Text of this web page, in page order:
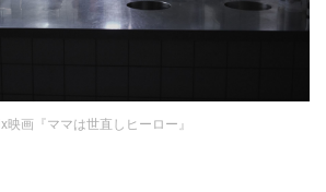
映画『ママは世直しヒーロー』